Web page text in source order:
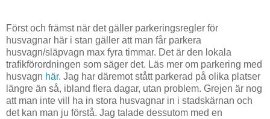
Först och främst när det gäller parkeringsregler för
husvagnar här i stan gäller att man får parkera
husvagn/släpvagn max fyra timmar. Det är den lokala
trafikförordningen som säger det. Läs mer om parkering med
husvagn här. Jag har däremot stått parkerad på olika platser
längre än så, ibland flera dagar, utan problem. Grejen är nog
att man inte vill ha in stora husvagnar in i stadskärnan och
det kan man ju förstå. Jag talade dessutom med en